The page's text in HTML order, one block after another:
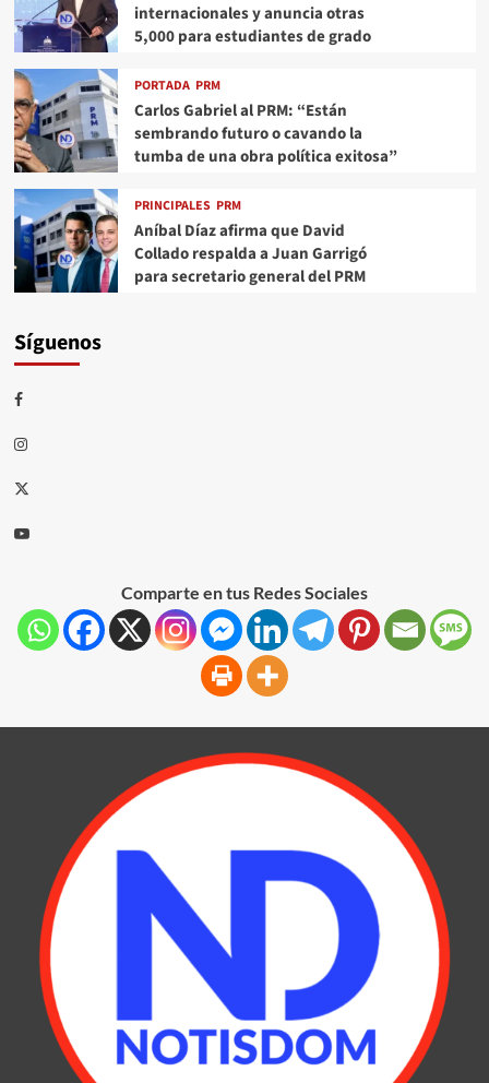
internacionales y anuncia otras
5,000 para estudiantes de grado
PORTADA PRM
Carlos Gabriel al PRM: “Están
sembrando futuro o cavando la
tumba de una obra política exitosa”
PRINCIPALES PRM
Aníbal Díaz afirma que David
Collado respalda a Juan Garrigó
para secretario general del PRM
Síguenos
Comparte en tus Redes Sociales